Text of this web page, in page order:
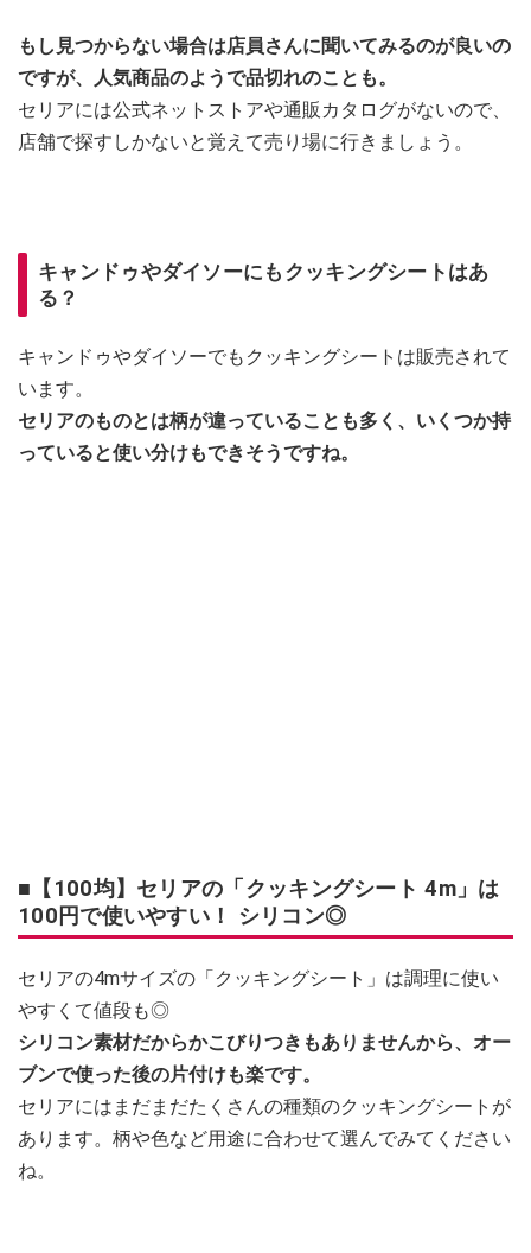
もし見つからない場合は店員さんに聞いてみるのが良いの
ですが、人気商品のようで品切れのことも。
セリアには公式ネットストアや通販カタログがないので、
店舗で探すしかないと覚えて売り場に行きましょう。
キャンドゥやダイソーにもクッキングシートはあ
る？
キャンドゥやダイソーでもクッキングシートは販売されて
います。
セリアのものとは柄が違っていることも多く、いくつか持
っていると使い分けもできそうですね。
■【100均】セリアの「クッキングシート 4m」は
100円で使いやすい！ シリコン◎
セリアの4mサイズの「クッキングシート」は調理に使い
やすくて値段も◎
シリコン素材だからかこびりつきもありませんから、オー
ブンで使った後の片付けも楽です。
セリアにはまだまだたくさんの種類のクッキングシートが
あります。柄や色など用途に合わせて選んでみてください
ね。